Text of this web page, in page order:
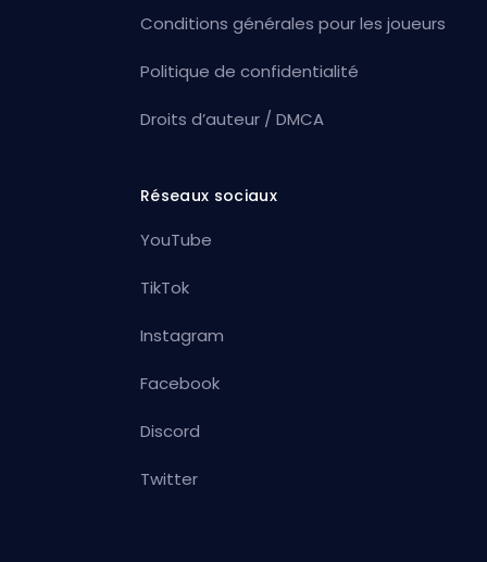
Conditions générales pour les joueurs
Politique de confidentialité
Droits d’auteur / DMCA
Réseaux sociaux
YouTube
TikTok
Instagram
Facebook
Discord
Twitter